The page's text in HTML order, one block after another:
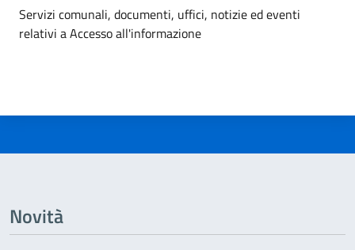
Dettagli dell'argomento
Servizi comunali, documenti, uffici, notizie ed eventi
relativi a Accesso all'informazione
Novità